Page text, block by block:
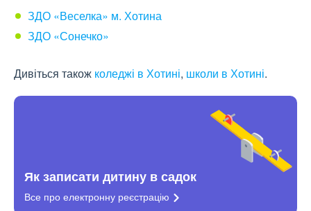
ЗДО «Веселка» м. Хотина
ЗДО «Сонечко»
Дивіться також коледжі в Хотині, школи в Хотині.
Як записати дитину в садок
Все про електронну реєстрацію